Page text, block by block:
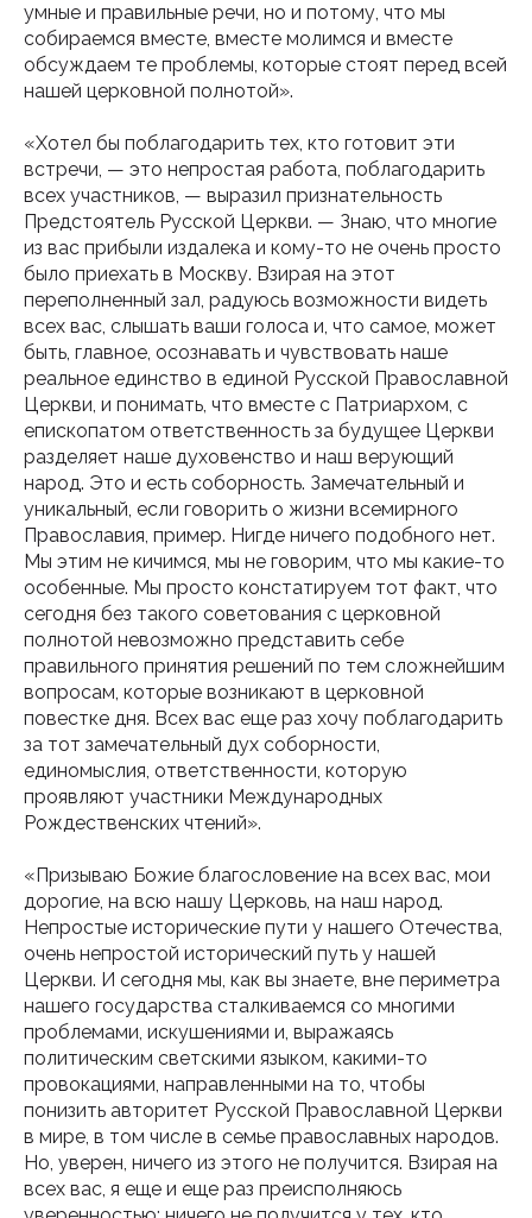
умные и правильные речи, но и потому, что мы
собираемся вместе, вместе молимся и вместе
обсуждаем те проблемы, которые стоят перед всей
нашей церковной полнотой».
«Хотел бы поблагодарить тех, кто готовит эти
встречи, — это непростая работа, поблагодарить
всех участников, — выразил признательность
Предстоятель Русской Церкви. — Знаю, что многие
из вас прибыли издалека и кому-то не очень просто
было приехать в Москву. Взирая на этот
переполненный зал, радуюсь возможности видеть
всех вас, слышать ваши голоса и, что самое, может
быть, главное, осознавать и чувствовать наше
реальное единство в единой Русской Православной
Церкви, и понимать, что вместе с Патриархом, с
епископатом ответственность за будущее Церкви
разделяет наше духовенство и наш верующий
народ. Это и есть соборность. Замечательный и
уникальный, если говорить о жизни всемирного
Православия, пример. Нигде ничего подобного нет.
Мы этим не кичимся, мы не говорим, что мы какие-то
особенные. Мы просто констатируем тот факт, что
сегодня без такого советования с церковной
полнотой невозможно представить себе
правильного принятия решений по тем сложнейшим
вопросам, которые возникают в церковной
повестке дня. Всех вас еще раз хочу поблагодарить
за тот замечательный дух соборности,
единомыслия, ответственности, которую
проявляют участники Международных
Рождественских чтений».
«Призываю Божие благословение на всех вас, мои
дорогие, на всю нашу Церковь, на наш народ.
Непростые исторические пути у нашего Отечества,
очень непростой исторический путь у нашей
Церкви. И сегодня мы, как вы знаете, вне периметра
нашего государства сталкиваемся со многими
проблемами, искушениями и, выражаясь
политическим светскими языком, какими-то
провокациями, направленными на то, чтобы
понизить авторитет Русской Православной Церкви
в мире, в том числе в семье православных народов.
Но, уверен, ничего из этого не получится. Взирая на
всех вас, я еще и еще раз преисполняюсь
Подпишитесь на наш
инстаграм
Будьте в курсе свежих новостей
епархии
Подписаться